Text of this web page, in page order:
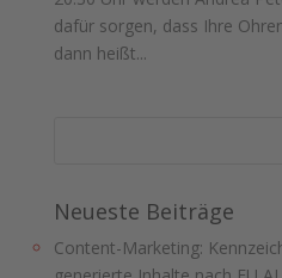
dafür sorgen, dass Ihre
dann heißt...
Neueste Beiträge
Content-Marketing: